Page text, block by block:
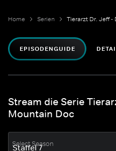
Home Serien
EPISODENGUIDE
Stream die Serie
Mountain Doc
Select Season